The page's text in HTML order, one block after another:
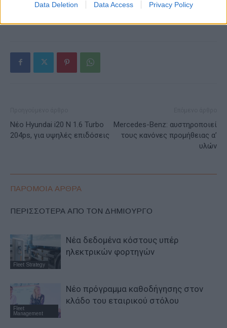
Data Deletion Data Access Privacy Policy
ΕΤΙΚΕΤΕΣ Fleet Europe Summit
Remarketing Forum 2020
Nέο Hyundai i20 N 1.6 Turbo
204ps, για υψηλές επιδόσεις
Mercedes-Benz: αυστηροποιεί
τους κανόνες προμήθειας α’
υλών
ΠΑΡΟΜΟΙΑ ΑΡΘΡΑ
ΠΕΡΙΣΣΟΤΕΡΑ ΑΠΟ ΤΟΝ ΔΗΜΙΟΥΡΓΟ
Fleet Strategy
Νέα δεδομένα κόστους υπέρ
ηλεκτρικών φορτηγών
Fleet
Management
Νέο πρόγραμμα καθοδήγησης στον
κλάδο του εταιρικού στόλου